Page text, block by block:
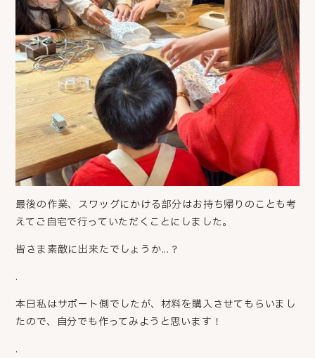
最後の作業、スワッグにかける部分はお持ち帰りのことも考
えてご自宅で行っていただくことにしました。
皆さま素敵に出来たでしょうか...？
.
本日私はサポート側でしたが、材料を購入させてもらいまし
たので、自分でも作ってみようと思います！
.